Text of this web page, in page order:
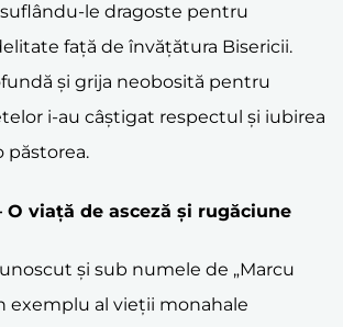
le dragoste pentru
față de învățătura Bisericii.
și grija neobosită pentru
i-au câștigat respectul și iubirea
păstorea.
O viață de asceză și rugăciune
și sub numele de „Marcu
exemplu al vieții monahale